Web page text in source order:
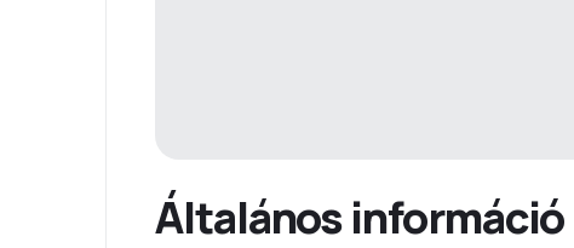
Általános információ